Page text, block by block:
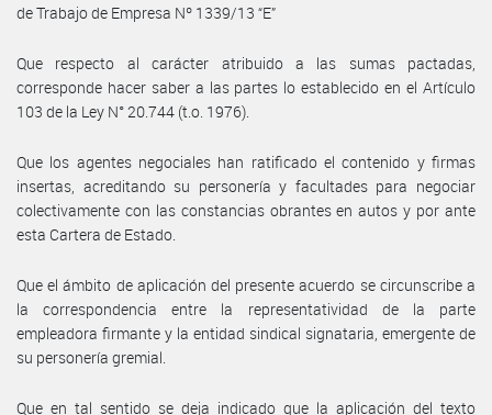
de Trabajo de Empresa Nº 1339/13 “E”
Que respecto al carácter atribuido a las sumas pactadas,
corresponde hacer saber a las partes lo establecido en el Artículo
103 de la Ley N° 20.744 (t.o. 1976).
Que los agentes negociales han ratificado el contenido y firmas
insertas, acreditando su personería y facultades para negociar
colectivamente con las constancias obrantes en autos y por ante
esta Cartera de Estado.
Que el ámbito de aplicación del presente acuerdo se circunscribe a
la correspondencia entre la representatividad de la parte
empleadora firmante y la entidad sindical signataria, emergente de
su personería gremial.
Que en tal sentido se deja indicado que la aplicación del texto